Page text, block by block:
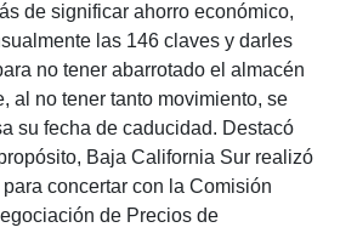
de significar ahorro económico,
las 146 claves y darles
no tener abarrotado el almacén
al no tener tanto movimiento, se
su fecha de caducidad. Destacó
Baja California Sur realizó
concertar con la Comisión
de Precios de